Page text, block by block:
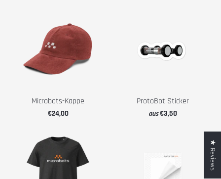
Microbots-Kappe
€24,00
ProtoBot Sticker
aus€3,50
★ Reviews